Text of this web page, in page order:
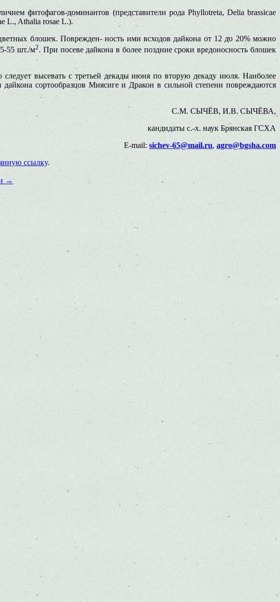
фитофагов-доминантов (представители рода Phyllotreta, Delia brassicae
L., Athalia rosae L.).
блошек. Поврежден- ность ими всходов дайкона от 12 до 20% можно
55 шт./м2. При посеве дайкона в более поздние сроки вредоносность блошек
высевать с третьей декады июня по вторую декаду июля. Наиболее
сортообразцов Миясиге и Дракон в сильной степени повреждаются
С.М. СЫЧЁВ, И.В. СЫЧЁВА,
кандидаты с.-х. наук Брянская ГСХА
E-mail: sichev-65@mail.ru, agro@bgsha.com
ссылку.
→